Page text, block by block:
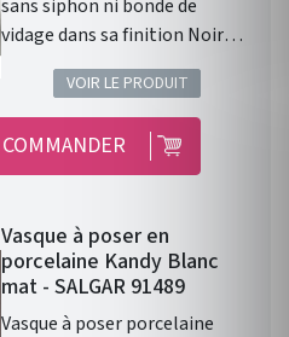
sa finition mate et réunit les
caractéristiques qui en feront
la pièce maîtresse de votre
salle de bains.
sans siphon ni bonde de
vidage dans sa finition Noir
Vasque à poser. Matière :
porcelaine. Sans siphon ni
bonde de vidage. Résistante
aux produits chimiques et aux
avec trop-plein . Siphon,
bonde clic-clac et robinet non
inclus. Finition : Noir Mat.
Gamme : LOKUM. Fabriqué en
VOIR LE PRODUIT
COMMANDER
Vasque à poser en
porcelaine Kandy Blanc
mat - SALGAR 91489
Vasque à poser porcelaine